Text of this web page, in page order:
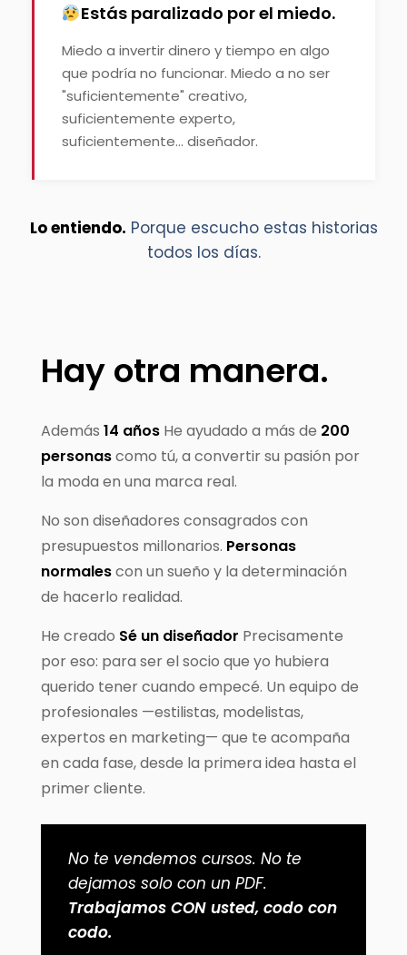
Estás paralizado por el miedo.
Miedo a invertir dinero y tiempo en algo
que podría no funcionar. Miedo a no ser
"suficientemente" creativo,
suficientemente experto,
suficientemente... diseñador.
Lo entiendo. Porque escucho estas historias
todos los días.
Hay otra manera.
Además 14 años He ayudado a más de 200
personascomo tú, a convertir su pasión por
la moda en una marca real.
No son diseñadores consagrados con
presupuestos millonarios. Personas
normalescon un sueño y la determinación
de hacerlo realidad.
He creado Sé un diseñador Precisamente
por eso: para ser el socio que yo hubiera
querido tener cuando empecé. Un equipo de
profesionales —estilistas, modelistas,
expertos en marketing— que te acompaña
en cada fase, desde la primera idea hasta el
primer cliente.
No te vendemos cursos. No te
dejamos solo con un PDF.
Trabajamos CON usted, codo con
codo.